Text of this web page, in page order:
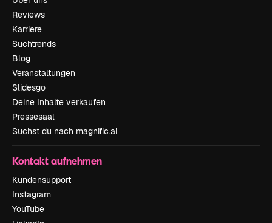
Reviews
Karriere
Suchtrends
Blog
Veranstaltungen
Slidesgo
Deine Inhalte verkaufen
Pressesaal
Suchst du nach magnific.ai
Kontakt aufnehmen
Kundensupport
Instagram
YouTube